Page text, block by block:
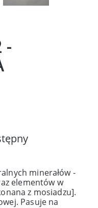
-
minerałów -
elementów w
z mosiadzu].
Pasuje na